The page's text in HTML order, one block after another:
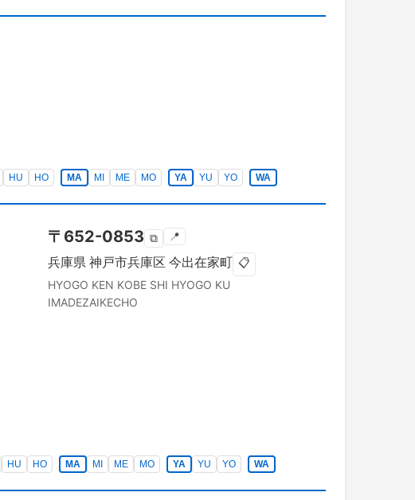
HU HO MA MI ME MO YA YU YO WA
〒 652-0853 ⧉ 📍
兵庫県 神戸市兵庫区 今出在家町 📋
HYOGO KEN KOBE SHI HYOGO KU
IMADEZAIKECHO
HU HO MA MI ME MO YA YU YO WA